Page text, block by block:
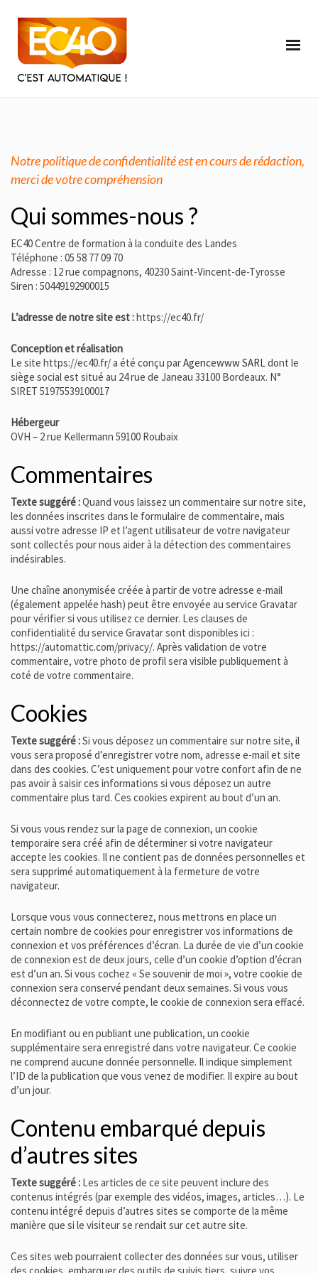
Notre politique de confidentialité est en cours de rédaction,
merci de votre compréhension
Qui sommes-nous ?
EC40 Centre de formation à la conduite des Landes
Téléphone : 05 58 77 09 70
Adresse : 12 rue compagnons, 40230 Saint-Vincent-de-Tyrosse
Siren : 50449192900015
L’adresse de notre site est :https://ec40.fr/
Conception et réalisation
Le site https://ec40.fr/ a été conçu parAgencewww SARLdont le
siège social est situé au 24 rue de Janeau 33100 Bordeaux. N°
SIRET 51975539100017
Hébergeur
OVH – 2 rue Kellermann 59100 Roubaix
Commentaires
Texte suggéré :Quand vous laissez un commentaire sur notre site,
les données inscrites dans le formulaire de commentaire, mais
aussi votre adresse IP et l’agent utilisateur de votre navigateur
sont collectés pour nous aider à la détection des commentaires
indésirables.
Une chaîne anonymisée créée à partir de votre adresse e-mail
(également appelée hash) peut être envoyée au service Gravatar
pour vérifier si vous utilisez ce dernier. Les clauses de
confidentialité du service Gravatar sont disponibles ici :
https://automattic.com/privacy/. Après validation de votre
commentaire, votre photo de profil sera visible publiquement à
coté de votre commentaire.
Cookies
Texte suggéré :Si vous déposez un commentaire sur notre site, il
vous sera proposé d’enregistrer votre nom, adresse e-mail et site
dans des cookies. C’est uniquement pour votre confort afin de ne
pas avoir à saisir ces informations si vous déposez un autre
commentaire plus tard. Ces cookies expirent au bout d’un an.
Si vous vous rendez sur la page de connexion, un cookie
temporaire sera créé afin de déterminer si votre navigateur
accepte les cookies. Il ne contient pas de données personnelles et
sera supprimé automatiquement à la fermeture de votre
navigateur.
Lorsque vous vous connecterez, nous mettrons en place un
certain nombre de cookies pour enregistrer vos informations de
connexion et vos préférences d’écran. La durée de vie d’un cookie
de connexion est de deux jours, celle d’un cookie d’option d’écran
est d’un an. Si vous cochez « Se souvenir de moi », votre cookie de
connexion sera conservé pendant deux semaines. Si vous vous
déconnectez de votre compte, le cookie de connexion sera effacé.
En modifiant ou en publiant une publication, un cookie
supplémentaire sera enregistré dans votre navigateur. Ce cookie
ne comprend aucune donnée personnelle. Il indique simplement
l’ID de la publication que vous venez de modifier. Il expire au bout
d’un jour.
Contenu embarqué depuis
d’autres sites
Texte suggéré : Les articles de ce site peuvent inclure des
contenus intégrés (par exemple des vidéos, images, articles…). Le
contenu intégré depuis d’autres sites se comporte de la même
manière que si le visiteur se rendait sur cet autre site.
Ces sites web pourraient collecter des données sur vous, utiliser